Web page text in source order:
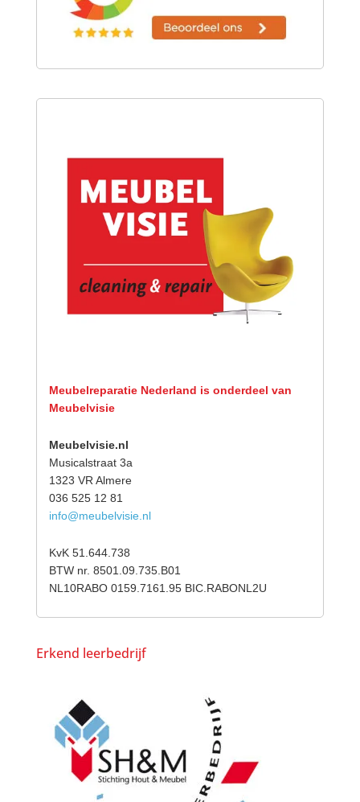
Meubelreparatie Nederland is onderdeel van
Meubelvisie
Meubelvisie.nl
Musicalstraat 3a
1323 VR Almere
036 525 12 81
info@meubelvisie.nl
KvK 51.644.738
BTW nr. 8501.09.735.B01
NL10RABO 0159.7161.95 BIC.RABONL2U
Erkend leerbedrijf